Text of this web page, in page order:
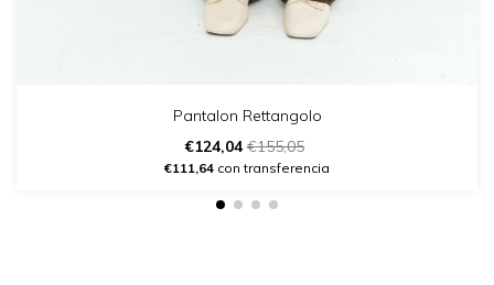
Pantalon Rettangolo
€124,04€155,05
€111,64 con transferencia